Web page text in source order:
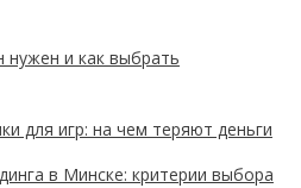
нужен и как выбрать
для игр: на чем теряют деньги
в Минске: критерии выбора